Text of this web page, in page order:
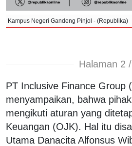
Kampus Negeri Gandeng Pinjol - (Republika)
Halaman 2
PT Inclusive Finance Group
menyampaikan, bahwa
mengikuti aturan yang
Keuangan (OJK). Hal itu
Utama Danacita Alfonsus